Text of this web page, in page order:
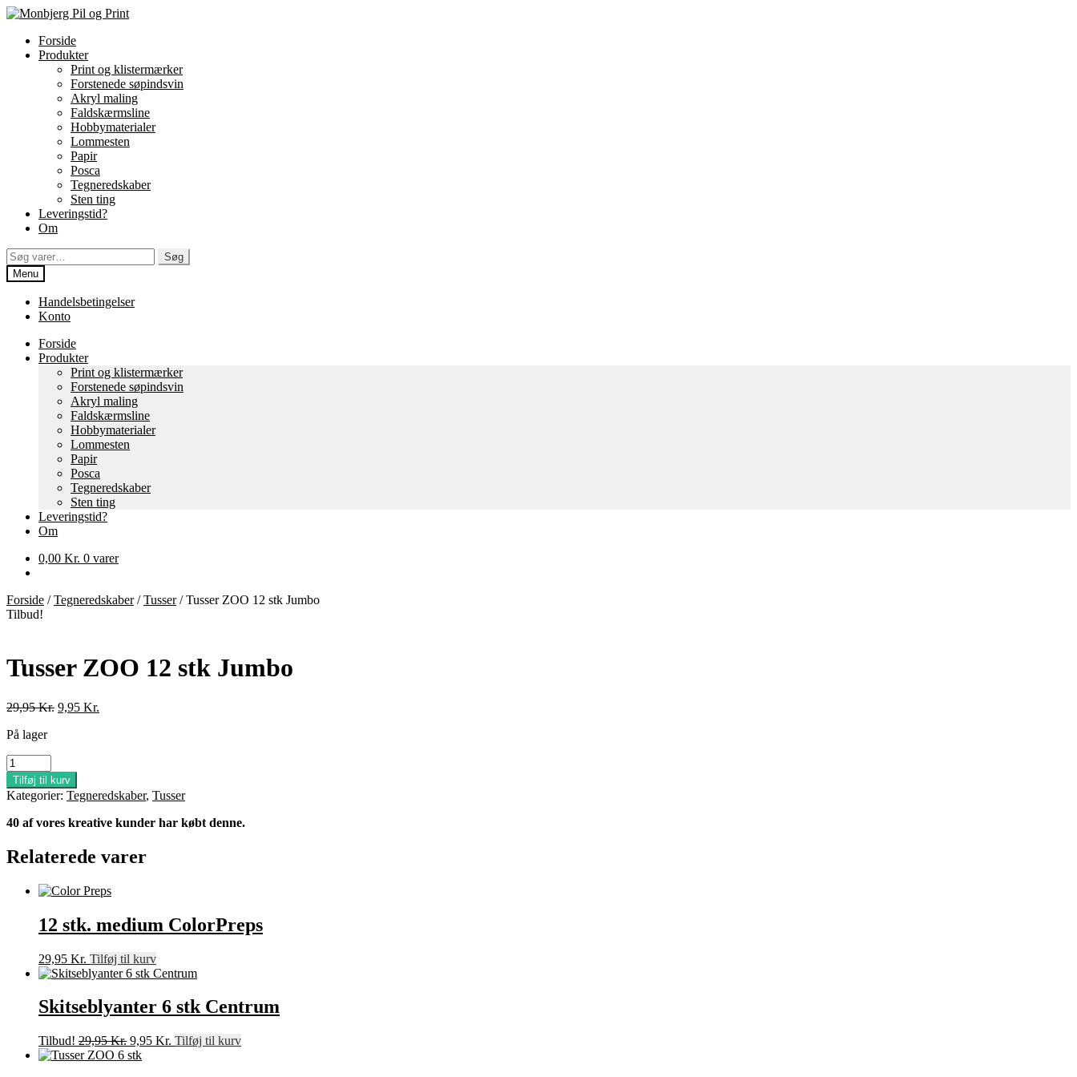
Spring
navigation
Spring
indholdForside
Produkter
Print og klistermærker
Forstenede søpindsvin
Akryl maling
Faldskærmsline
Hobbymaterialer
Lommesten
Papir
Posca
Tegneredskaber
Sten ting
Leveringstid?
Om
Søg
efter:
Søg
Menu
Handelsbetingelser
Konto
Forside
Produkter
Print og klistermærker
Forstenede søpindsvin
Akryl maling
Faldskærmsline
Hobbymaterialer
Lommesten
Papir
Posca
Tegneredskaber
Sten ting
Leveringstid?
Om
0,00 Kr. 0 varer
Forside /Tegneredskaber/Tusser/Tusser ZOO 12 stk Jumbo
Tilbud!
Tusser ZOO 12 stk Jumbo
29,95Kr. Den
9,95 Kr.
På lager
Tusser
ZOO
12
stk
Jumbo
Tilføj til kurv
Kategorier: Tegneredskaber, Tusser
40 af vores kreative kunder har købt denne.
Relaterede varer
12 stk. medium ColorPreps
29,95 Kr. Tilføj til kurv
Skitseblyanter 6 stk Centrum
Tilbud! 29,95Kr. Den
oprindelige
9,95 Kr. Den
Tilføj til kurv